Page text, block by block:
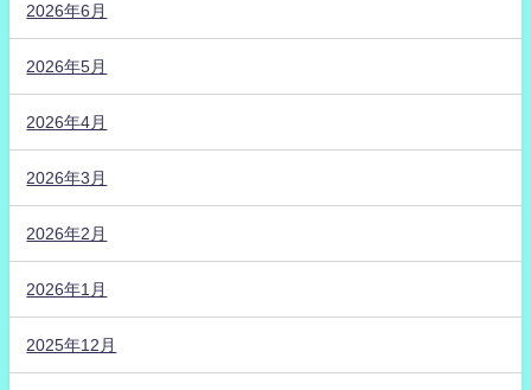
2026年6月
2026年5月
2026年4月
2026年3月
2026年2月
2026年1月
2025年12月